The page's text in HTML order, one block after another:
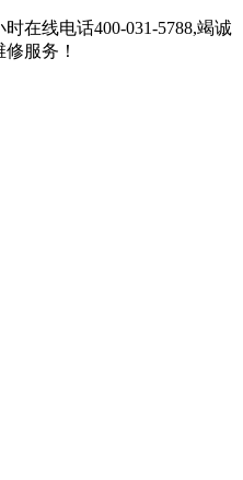
在线电话400-031-5788,竭诚
服务！